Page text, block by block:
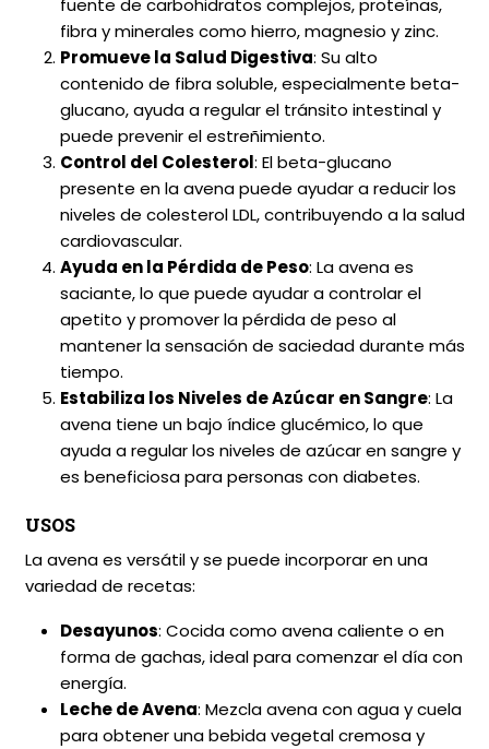
fuente de carbohidratos complejos, proteínas,
fibra y minerales como hierro, magnesio y zinc.
Promueve la Salud Digestiva: Su alto
contenido de fibra soluble, especialmente beta-
glucano, ayuda a regular el tránsito intestinal y
puede prevenir el estreñimiento.
Control del Colesterol: El beta-glucano
presente en la avena puede ayudar a reducir los
niveles de colesterol LDL, contribuyendo a la salud
cardiovascular.
Ayuda en la Pérdida de Peso: La avena es
saciante, lo que puede ayudar a controlar el
apetito y promover la pérdida de peso al
mantener la sensación de saciedad durante más
tiempo.
Estabiliza los Niveles de Azúcar en Sangre: La
avena tiene un bajo índice glucémico, lo que
ayuda a regular los niveles de azúcar en sangre y
es beneficiosa para personas con diabetes.
USOS
La avena es versátil y se puede incorporar en una
variedad de recetas:
Desayunos: Cocida como avena caliente o en
forma de gachas, ideal para comenzar el día con
energía.
Leche de Avena: Mezcla avena con agua y cuela
para obtener una bebida vegetal cremosa y